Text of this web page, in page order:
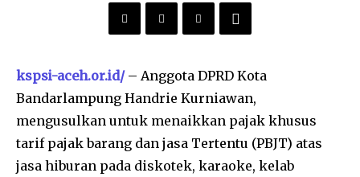
kspsi-aceh.or.id/– Anggota DPRD Kota
Bandarlampung Handrie Kurniawan,
mengusulkan untuk menaikkan pajak khusus
tarif pajak barang dan jasa Tertentu (PBJT) atas
jasa hiburan pada diskotek, karaoke, kelab